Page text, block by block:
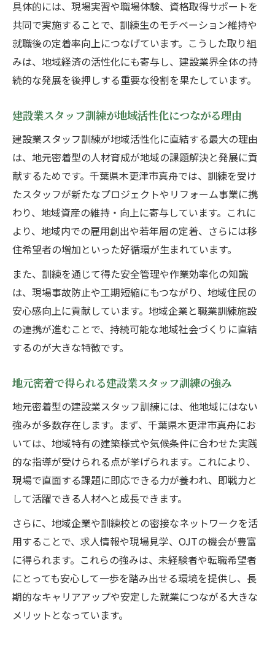
具体的には、現場実習や職場体験、資格取得サポートを
共同で実施することで、訓練生のモチベーション維持や
就職後の定着率向上につなげています。こうした取り組
みは、地域経済の活性化にも寄与し、建設業界全体の持
続的な発展を後押しする重要な役割を果たしています。
建設業スタッフ訓練が地域活性化につながる理由
建設業スタッフ訓練が地域活性化に直結する最大の理由
は、地元密着型の人材育成が地域の課題解決と発展に貢
献するためです。千葉県木更津市真舟では、訓練を受け
たスタッフが新たなプロジェクトやリフォーム事業に携
わり、地域資産の維持・向上に寄与しています。これに
より、地域内での雇用創出や若年層の定着、さらには移
住希望者の増加といった好循環が生まれています。
また、訓練を通じて得た安全管理や作業効率化の知識
は、現場事故防止や工期短縮にもつながり、地域住民の
安心感向上に貢献しています。地域企業と職業訓練施設
の連携が進むことで、持続可能な地域社会づくりに直結
するのが大きな特徴です。
地元密着で得られる建設業スタッフ訓練の強み
地元密着型の建設業スタッフ訓練には、他地域にはない
強みが多数存在します。まず、千葉県木更津市真舟にお
いては、地域特有の建築様式や気候条件に合わせた実践
的な指導が受けられる点が挙げられます。これにより、
現場で直面する課題に即応できる力が養われ、即戦力と
して活躍できる人材へと成長できます。
さらに、地域企業や訓練校との密接なネットワークを活
用することで、求人情報や現場見学、OJTの機会が豊富
に得られます。これらの強みは、未経験者や転職希望者
にとっても安心して一歩を踏み出せる環境を提供し、長
期的なキャリアアップや安定した就業につながる大きな
メリットとなっています。